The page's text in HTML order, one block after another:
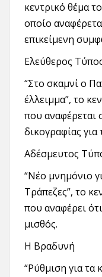
κεντρικό θέμα
οποίο
επικείμενη
Ελεύθερος
“Στο σκαμνί ο
έλλειμμα”, το
που αναφέρεται
δικογραφίας
Αδέσμευτος
“Νέο μνημόνιο
Τράπεζες”, το
που αναφέρει
μισθός.
Η Βραδυνή
“Ρύθμιση για τα